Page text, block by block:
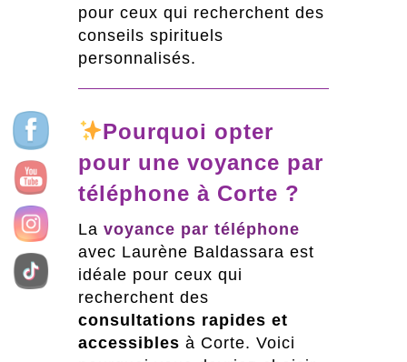
pour ceux qui recherchent des
conseils spirituels
personnalisés.
Pourquoi opter
pour une voyance par
téléphone à Corte ?
La voyance par téléphone
avec Laurène Baldassara est
idéale pour ceux qui
recherchent des
consultations rapides et
accessibles à Corte. Voici